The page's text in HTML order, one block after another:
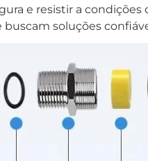
e resistir a
buscam soluções